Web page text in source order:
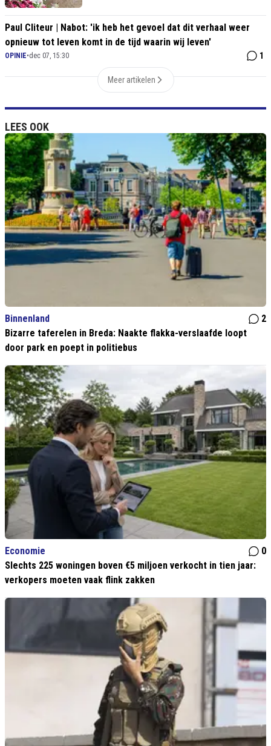
Paul Cliteur | Nabot: 'ik heb het gevoel dat dit verhaal weer
opnieuw tot leven komt in de tijd waarin wij leven'
OPINIE•dec 07, 15:30 1
Meer artikelen
LEES OOK
Binnenland
2
Bizarre taferelen in Breda: Naakte flakka-verslaafde loopt
door park en poept in politiebus
Economie
0
Slechts 225 woningen boven €5 miljoen verkocht in tien jaar:
verkopers moeten vaak flink zakken